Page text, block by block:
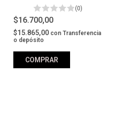
(0)
$16.700,00
$15.865,00 con Transferencia
o depósito
COMPRAR